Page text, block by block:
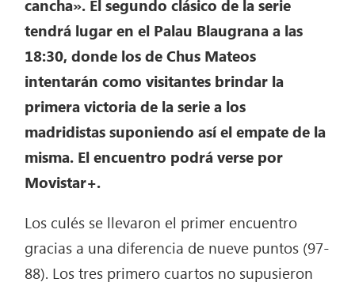
cancha». El segundo clásico de la serie
tendrá lugar en el Palau Blaugrana a las
18:30, donde los de Chus Mateos
intentarán como visitantes brindar la
primera victoria de la serie a los
madridistas suponiendo así el empate de la
misma. El encuentro podrá verse por
Movistar+.
Los culés se llevaron el primer encuentro
gracias a una diferencia de nueve puntos (97-
88). Los tres primero cuartos no supusieron